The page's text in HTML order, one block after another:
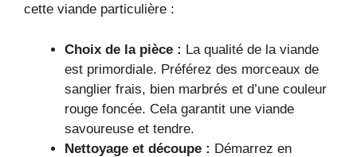
cette viande particulière :
Choix de la pièce : La qualité de la viande
est primordiale. Préférez des morceaux de
sanglier frais, bien marbrés et d’une couleur
rouge foncée. Cela garantit une viande
savoureuse et tendre.
Nettoyage et découpe : Démarrez en